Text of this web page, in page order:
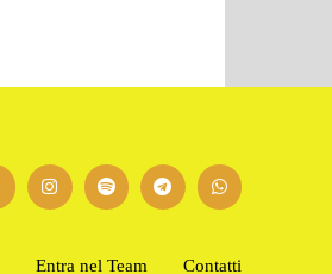
Entra nel Team Contatti